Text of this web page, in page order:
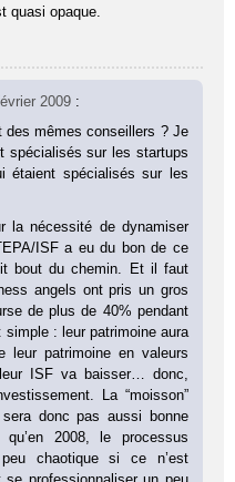
quasi opaque.
2009 :
des mêmes conseillers ? Je
spécialisés sur les startups
étaient spécialisés sur les
la nécessité de dynamiser
ISF a eu du bon de ce
bout du chemin. Et il faut
angels ont pris un gros
de plus de 40% pendant
: leur patrimoine aura
leur patrimoine en valeurs
ISF va baisser… donc,
La “moisson”
donc pas aussi bonne
qu’en 2008, le processus
peu chaotique si ce n’est